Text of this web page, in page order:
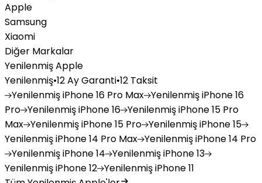
Apple
Samsung
Xiaomi
Diğer Markalar
Yenilenmiş Apple
Yenilenmiş•12 Ay Garanti•12 Taksit
YenilenmişiPhone 16 Pro Max YenilenmişiPhone 16
Pro YenilenmişiPhone 16 YenilenmişiPhone 15 Pro
Max YenilenmişiPhone 15 Pro YenilenmişiPhone 15
YenilenmişiPhone 14 Pro Max YenilenmişiPhone 14 Pro
YenilenmişiPhone 14 YenilenmişiPhone 13
YenilenmişiPhone 12 YenilenmişiPhone 11